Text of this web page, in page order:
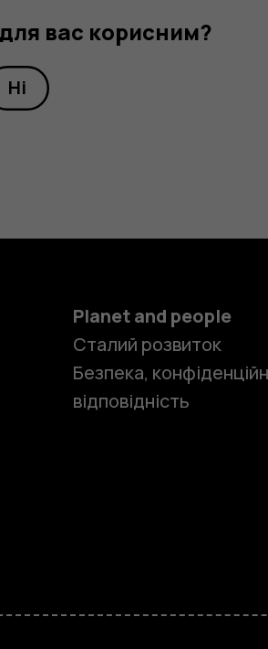
вас корисним?
Ні
Planet and people
Сталий розвиток
Безпека,
відповідність